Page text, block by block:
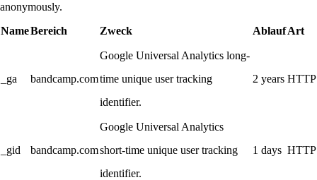
anonymously.
NameBereich Zweck AblaufArt
_ga bandcamp.com
Google Universal Analytics long-
time unique user tracking
identifier.
2 years HTTP
_gid bandcamp.com
Google Universal Analytics
short-time unique user tracking
identifier.
1 days HTTP